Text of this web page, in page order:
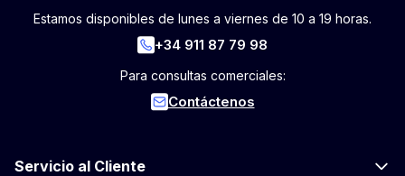
Estamos disponibles de lunes a viernes de 10 a 19 horas.
+34 911 87 79 98
Para consultas comerciales:
Contáctenos
Servicio al Cliente